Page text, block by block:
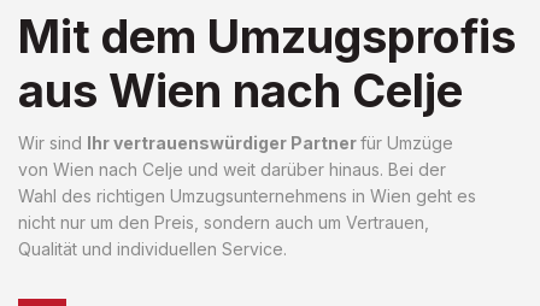
Mit dem Umzugsprofis
aus Wien nach Celje
Wir sind Ihr vertrauenswürdiger Partnerfür Umzüge
von Wien nach Celje und weit darüber hinaus. Bei der
Wahl des richtigen Umzugsunternehmens in Wien geht es
nicht nur um den Preis, sondern auch um Vertrauen,
Qualität und individuellen Service.